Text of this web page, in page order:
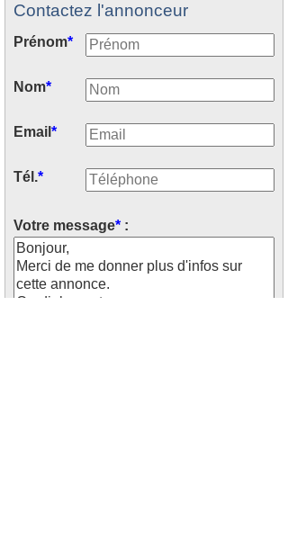
Contactez l'annonceur
Prénom*
Nom*
Email *
Tél.*
Votre message* :